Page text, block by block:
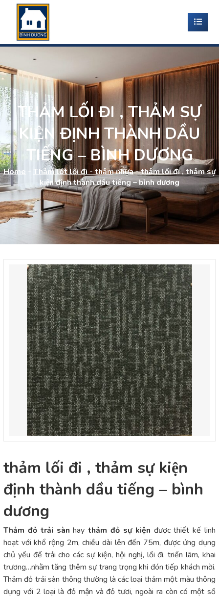
THẢM LỐI ĐI , THẢM SỰ
KIỆN ĐỊNH THÀNH DẦU
TIẾNG – BÌNH DƯƠNG
Home - Thảm lót lối đi - thảm nhựa-thảm lối đi , thảm sự
kiện định thành dầu tiếng – bình dương
thảm lối đi , thảm sự kiện
định thành dầu tiếng – bình
dương
Thảm đỏ trải sàn haythảm đỏ sự kiện được thiết kế linh
hoạt với khổ rộng 2m, chiều dài lên đến 75m, được ứng dụng
chủ yếu để trải cho các sự kiện, hội nghị, lối đi, triển lãm, khai
trương…nhằm tăng thêm sự trang trọng khi đón tiếp khách mời.
Thảm đỏ trải sàn thông thường là các loại thảm một màu thông
dụng với 2 loại là đỏ mận và đỏ tươi, ngoài ra còn có một số